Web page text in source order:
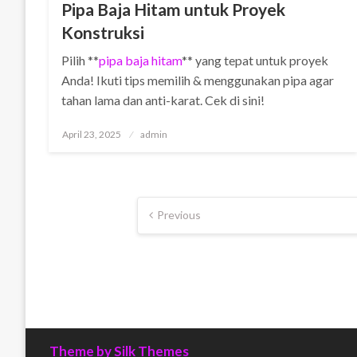
Pipa Baja Hitam untuk Proyek
Konstruksi
Pilih **pipa baja hitam** yang tepat untuk proyek
Anda! Ikuti tips memilih & menggunakan pipa agar
tahan lama dan anti-karat. Cek di sini!
Posted
April 23, 2025 admin
Posts
Previous
Theme by Silk Themes